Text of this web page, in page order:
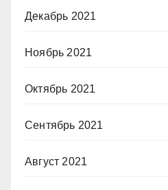
Декабрь 2021
Ноябрь 2021
Октябрь 2021
Сентябрь 2021
Август 2021